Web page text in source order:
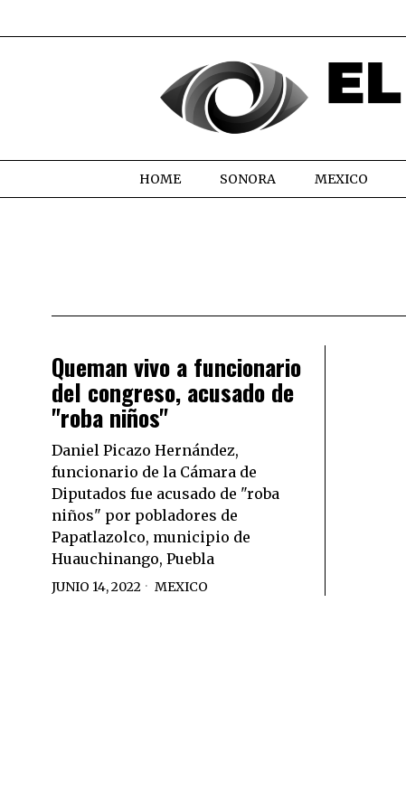
HOME SONORA MEXICO
Queman vivo a funcionario
del congreso, acusado de
"roba niños"
Daniel Picazo Hernández,
funcionario de la Cámara de
Diputados fue acusado de "roba
niños" por pobladores de
Papatlazolco, municipio de
Huauchinango, Puebla
JUNIO 14, 2022 MEXICO